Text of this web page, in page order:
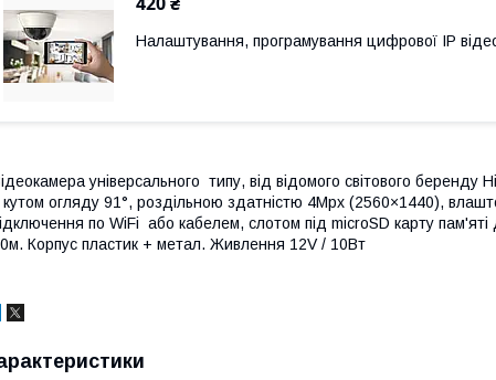
Налаштування, програмування цифрової ІР
універсального типу, від відомого світового
кутом огляду 91°, роздільною здатністю 4Mpx (2560×1440),
по WiFi або кабелем, слотом під microSD карту пам'яті
Корпус пластик + метал. Живлення 12V / 10Вт